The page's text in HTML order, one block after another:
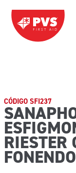
Saltar al contenido
CÓDIGO SFI237
RIESTER